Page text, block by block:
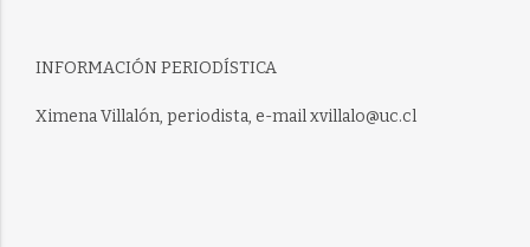
INFORMACIÓN PERIODÍSTICA
Ximena Villalón, periodista, e-mail xvillalo@uc.cl